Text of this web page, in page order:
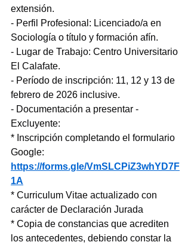
extensión.
- Perfil Profesional: Licenciado/a en
Sociología o título y formación afín.
- Lugar de Trabajo: Centro Universitario
El Calafate.
- Período de inscripción: 11, 12 y 13 de
febrero de 2026 inclusive.
- Documentación a presentar -
Excluyente:
* Inscripción completando el formulario
Google:
https://forms.gle/VmSLCPiZ3whYD7F
1A
* Curriculum Vitae actualizado con
carácter de Declaración Jurada
* Copia de constancias que acrediten
los antecedentes, debiendo constar la